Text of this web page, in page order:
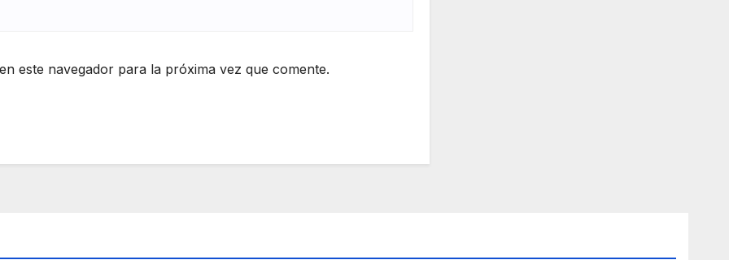
este navegador para la próxima vez que comente.